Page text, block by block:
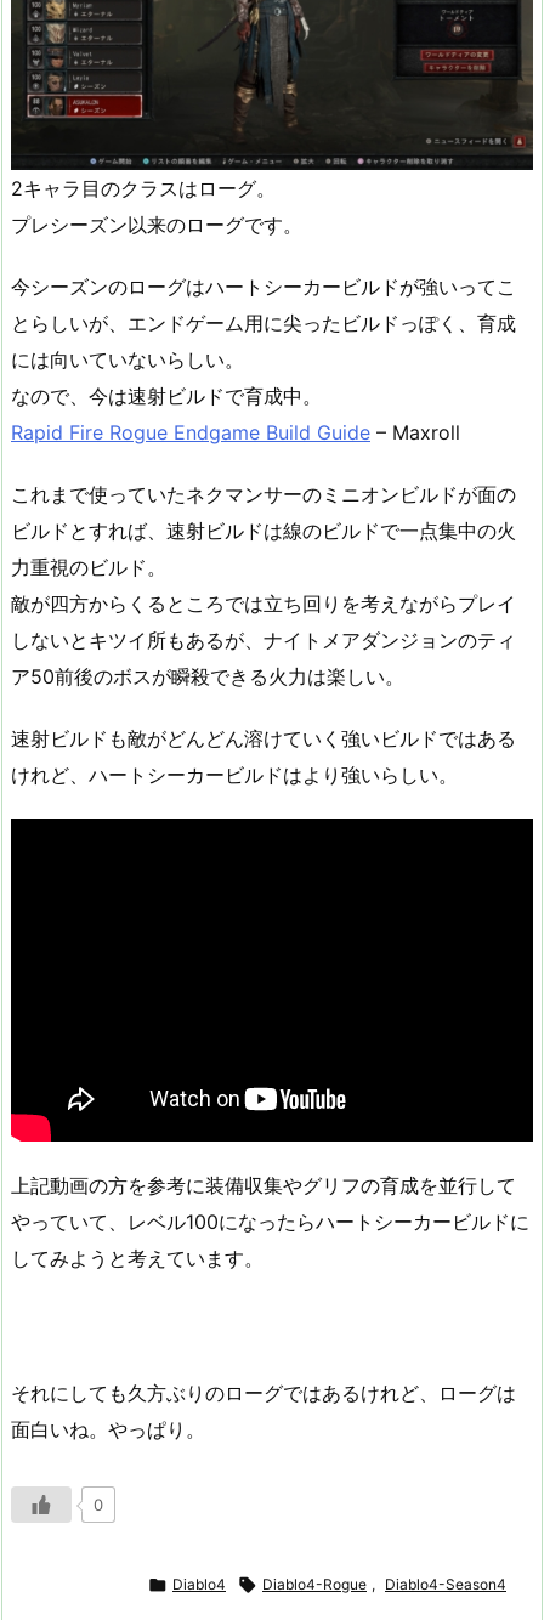
2キャラ目のクラスはローグ。
プレシーズン以来のローグです。
今シーズンのローグはハートシーカービルドが強いってこ
とらしいが、エンドゲーム用に尖ったビルドっぽく、育成
には向いていないらしい。
なので、今は速射ビルドで育成中。
Rapid Fire Rogue Endgame Build Guide – Maxroll
これまで使っていたネクマンサーのミニオンビルドが面の
ビルドとすれば、速射ビルドは線のビルドで一点集中の火
力重視のビルド。
敵が四方からくるところでは立ち回りを考えながらプレイ
しないとキツイ所もあるが、ナイトメアダンジョンのティ
ア50前後のボスが瞬殺できる火力は楽しい。
速射ビルドも敵がどんどん溶けていく強いビルドではある
けれど、ハートシーカービルドはより強いらしい。
上記動画の方を参考に装備収集やグリフの育成を並行して
やっていて、レベル100になったらハートシーカービルドに
してみようと考えています。
それにしても久方ぶりのローグではあるけれど、ローグは
面白いね。やっぱり。
0
 Diablo4  Diablo4-Rogue , Diablo4-Season4